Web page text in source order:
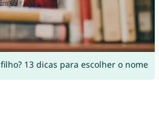
13 dicas para escolher o nome